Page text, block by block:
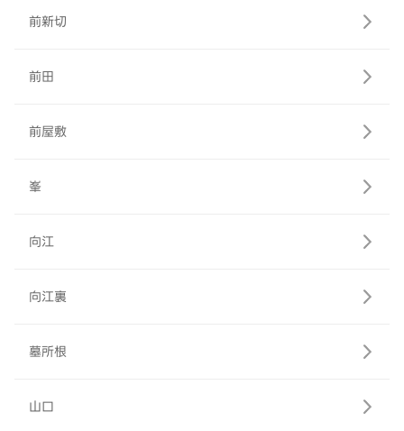
前新切
前田
前屋敷
峯
向江
向江裏
墓所根
山口